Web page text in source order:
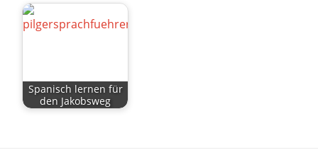
Spanisch lernen für
den Jakobsweg